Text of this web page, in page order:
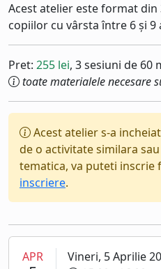
Acest atelier este format din
copiilor cu vârsta între 6 și 9
Pret: 255 lei, 3 sesiuni de 60
toate materialele necesare
Acest atelier s-a
de o activitate similara
tematica, va puteti
inscriere.
APR
Vineri, 5 Aprilie